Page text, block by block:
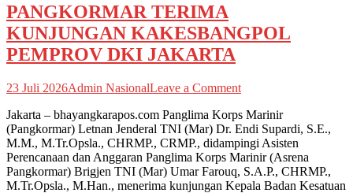
PANGKORMAR TERIMA
KUNJUNGAN KAKESBANGPOL
PEMPROV DKI JAKARTA
23 Juli 2026Admin NasionalLeave a Commenton
TERIMA
KUNJUNGAN
KAKESBANGPOL
PEMPROV
DKI
JAKARTA
Jakarta – bhayangkarapos.com Panglima Korps Marinir
(Pangkormar) Letnan Jenderal TNI (Mar) Dr. Endi Supardi, S.E.,
M.M., M.Tr.Opsla., CHRMP., CRMP., didampingi Asisten
Perencanaan dan Anggaran Panglima Korps Marinir (Asrena
Pangkormar) Brigjen TNI (Mar) Umar Farouq, S.A.P., CHRMP.,
M.Tr.Opsla., M.Han., menerima kunjungan Kepala Badan Kesatuan